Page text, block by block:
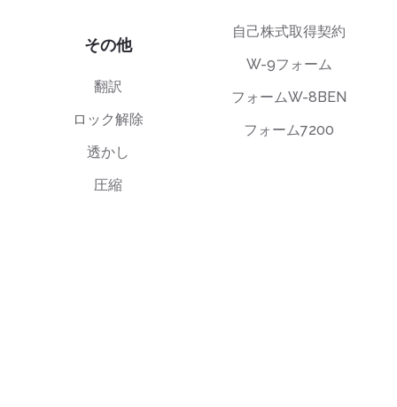
その他
翻訳
ロック解除
透かし
圧縮
自己株式取得契約
W-9フォーム
フォームW-8BEN
フォーム7200